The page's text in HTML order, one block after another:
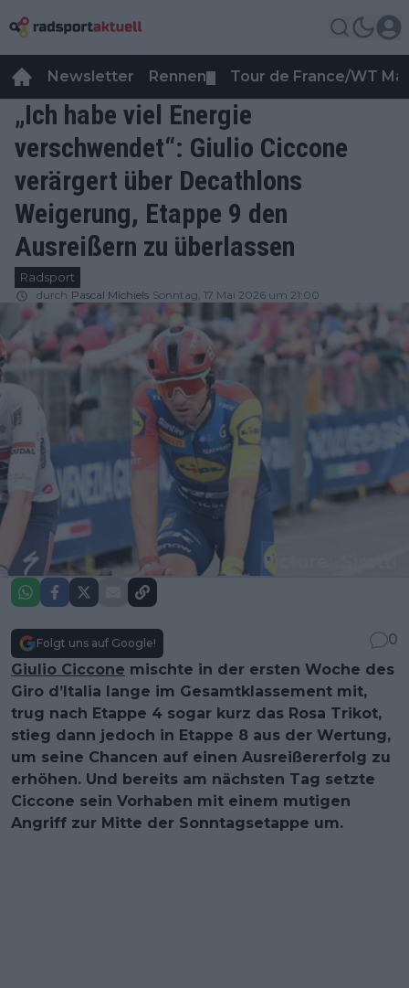
Newsletter Rennen Tour de France/WT
„Ich habe viel Energie
verschwendet“: Giulio Ciccone
verärgert über Decathlons
Weigerung, Etappe 9 den
Ausreißern zu überlassen
Radsport
durch Pascal Michiels Sonntag, 17 Mai 2026 um 21:00
Folgt uns auf Google!
0
Giulio Ciccone mischte in der ersten Woche des
Giro d’Italia lange im Gesamtklassement mit,
trug nach Etappe 4 sogar kurz das Rosa Trikot,
stieg dann jedoch in Etappe 8 aus der Wertung,
um seine Chancen auf einen Ausreißererfolg zu
erhöhen. Und bereits am nächsten Tag setzte
Ciccone sein Vorhaben mit einem mutigen
Angriff zur Mitte der Sonntagsetappe um.